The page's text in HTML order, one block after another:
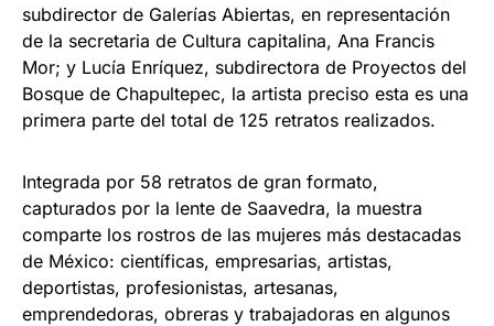
subdirector de Galerías Abiertas, en representación
de la secretaria de Cultura capitalina, Ana Francis
Mor; y Lucía Enríquez, subdirectora de Proyectos del
Bosque de Chapultepec, la artista preciso esta es una
primera parte del total de 125 retratos realizados.
Integrada por 58 retratos de gran formato,
capturados por la lente de Saavedra, la muestra
comparte los rostros de las mujeres más destacadas
de México: científicas, empresarias, artistas,
deportistas, profesionistas, artesanas,
emprendedoras, obreras y trabajadoras en algunos